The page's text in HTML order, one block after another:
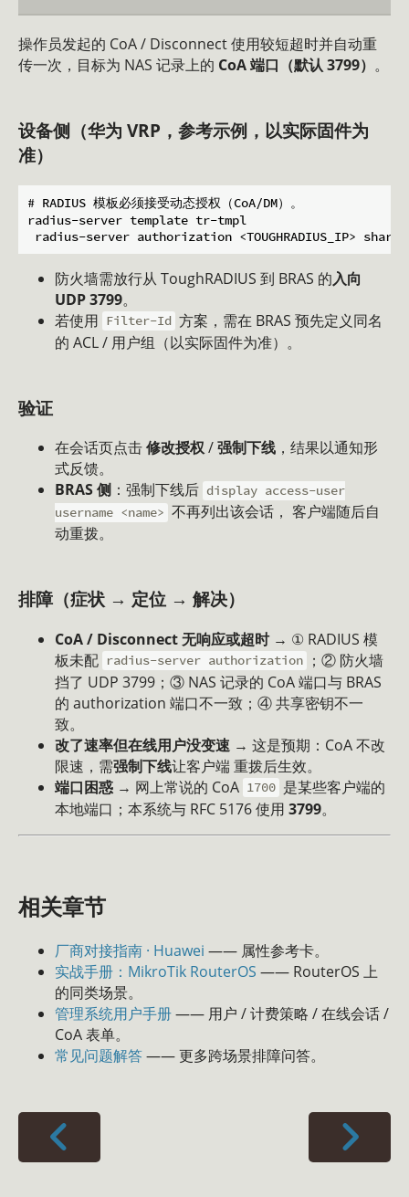
操作员发起的 CoA / Disconnect 使用较短超时并自动重
传一次，目标为 NAS 记录上的 CoA 端口（默认 3799） 。
设备侧（华为 VRP，参考示例，以实际固件为
准）
# RADIUS 模板必须接受动态授权（CoA/DM）。
radius-server template tr-tmpl
防火墙需放行从 ToughRADIUS 到 BRAS 的入向
UDP 3799。
若使用 Filter-Id 方案，需在 BRAS 预先定义同名
的 ACL / 用户组（以实际固件为准）。
验证
在会话页点击修改授权/强制下线 ，结果以通知形
式反馈。
BRAS 侧 ：强制下线后 display access-user
username <name> 不再列出该会话， 客户端随后自
动重拨。
排障（症状 → 定位 → 解决）
CoA / Disconnect 无响应或超时→ ① RADIUS 模
板未配 radius-server authorization
；② 防火墙
挡了 UDP 3799；③ NAS 记录的 CoA 端口与 BRAS
的 authorization 端口不一致；④ 共享密钥不一
致。
改了速率但在线用户没变速 → 这是预期：CoA 不改
限速，需强制下线让客户端 重拨后生效。
端口困惑 → 网上常说的 CoA 1700 是某些客户端的
本地端口；本系统与 RFC 5176 使用 3799。
相关章节
厂商对接指南 · Huawei —— 属性参考卡。
实战手册：MikroTik RouterOS —— RouterOS 上
的同类场景。
管理系统用户手册—— 用户 / 计费策略 / 在线会话 /
CoA 表单。
常见问题解答—— 更多跨场景排障问答。